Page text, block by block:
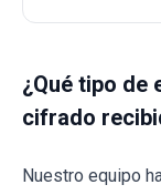
¿Qué tipo de
cifrado
Nuestro equipo